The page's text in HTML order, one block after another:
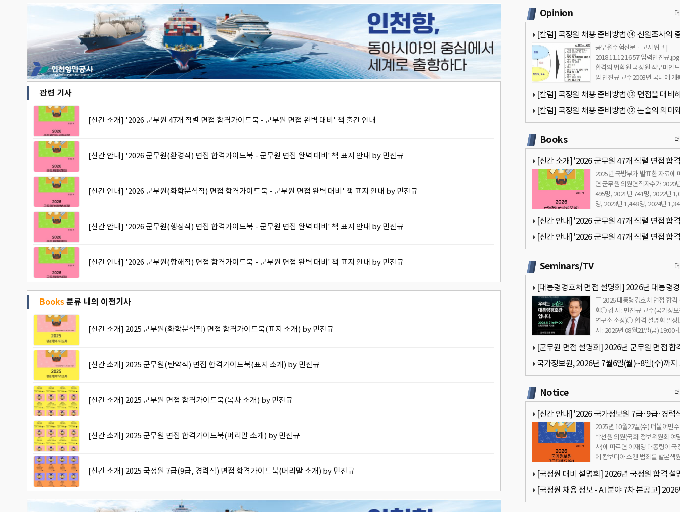
관련 기사
[신간 소개] '2026 군무원 47개 직렬 면접 합격가이드북 - 군무원 면접 완벽 대비' 책 출간 안내
[신간 안내] '2026 군무원(환경직) 면접 합격가이드북 - 군무원 면접 완벽 대비' 책 표지 안내 by 민진규
[신간 안내] '2026 군무원(화학분석직) 면접 합격가이드북 - 군무원 면접 완벽 대비' 책 표지 안내 by 민진규
[신간 안내] '2026 군무원(행정직) 면접 합격가이드북 - 군무원 면접 완벽 대비' 책 표지 안내 by 민진규
[신간 안내] '2026 군무원(항해직) 면접 합격가이드북 - 군무원 면접 완벽 대비' 책 표지 안내 by 민진규
Books분류 내의 이전기사
[신간 소개] 2025 군무원(화학분석직) 면접 합격가이드북(표지 소개) by 민진규
[신간 소개] 2025 군무원(탄약직) 면접 합격가이드북(표지 소개) by 민진규
[신간 소개] 2025 군무원 면접 합격가이드북(목차 소개) by 민진규
[신간 소개] 2025 군무원 면접 합격가이드북(머리말 소개) by 민진규
[신간 소개] 2025 국정원 7급(9급, 경력직) 면접 합격가이드북(머리말 소개) by 민진규
Opinion
[칼럼] 국정원 채용 준비방법 ⑭ 신원조사의
성과 고려요소 - 민진규 교수(합격의 법학원)
공무원수험신문 · 고시위크 |
2018.11.12 16:57 입력민진규
합격의 법학원 국정원 직무마인
임 민진규 교수2003년 국내에 개
[칼럼] 국정원 채용 준비방법 ⑬ 면접을 대비
자세 - 민진규 교수(합격의 법학원)
[칼럼] 국정원 채용 준비방법 ⑫ 논술의 의미
Books
[신간 소개] '2026 군무원 47개 직렬 면접 합
드북 - 군무원 면접 완벽 대비' 책 출간 안내
2025년 국방부가 발표한 자료에
면 군무원 의원면직자수가 2020
495명, 2021년 741명, 2022년
명, 2023년 1,448명, 2024년
[신간 안내] '2026 군무원 47개 직렬 면접 합
드북 - 군무원 면접 완벽 대비' 책 서문 안내 by
[신간 안내] '2026 군무원 47개 직렬 면접 합
규 Seminars/TV
[대통령경호처 면접 설명회] 2026년 대통령
면접 합격 설명회… 2026년 08월21일(금)
□ 2026 대통령경호처 면접 합격
회○ 강사 : 민진규 교수(국가정
연구소 소장)○ 합격 설명회 일
시 : 2026년 08월21일(금)
[군무원 면접 설명회] 2026년 군무원 면접 합
명회… 2026년 08월12일(수) 18:00
국가정보원, 2026년 7월6일(월)~8일(수)까지
Notice
[신간 안내] '2026 국가정보원 7급·9급·경력
접 합격가이드북 - 국정원 면접 완벽 대비' 소개
2025년 10월22일(수) 더불어민
박선원 의원(국회 정보위원회 여
사)에 따르면 이재명 대통령이 국
에 캄보디아 스캔 범죄를 발본색
[국정원 대비 설명회] 2026년 국정원 합격 설
회… 2026년 07월31일(금) 18:00
[국정원 채용 정보 - AI 분야 7차 본공고]